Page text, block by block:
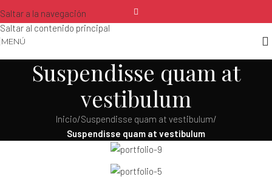
Saltar a la navegación
Saltar al contenido principal
MENÚ
Suspendisse quam at
vestibulum
Inicio/Suspendisse quam at vestibulum/
Suspendisse quam at vestibulum